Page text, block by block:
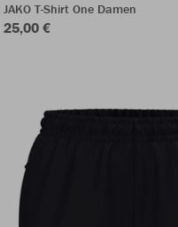
JAKO T-Shirt One Damen
25,00 €